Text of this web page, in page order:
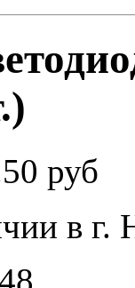
руб
в